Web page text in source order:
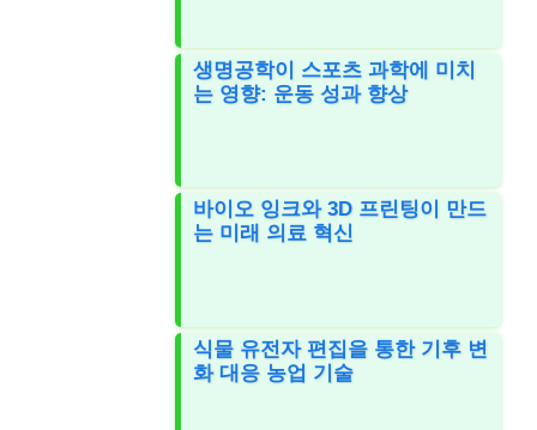
생명공학이 스포츠 과학에 미치
는 영향: 운동 성과 향상
바이오 잉크와 3D 프린팅이 만드
는 미래 의료 혁신
식물 유전자 편집을 통한 기후 변
화 대응 농업 기술